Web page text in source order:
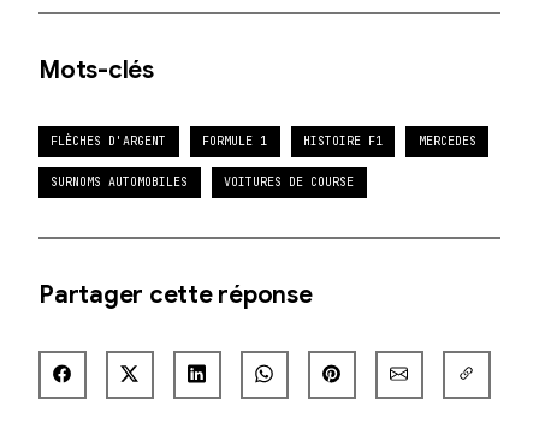
Mots-clés
FLÈCHES D'ARGENT FORMULE 1 HISTOIRE F1 MERCEDES
SURNOMS AUTOMOBILES VOITURES DE COURSE
Partager cette réponse